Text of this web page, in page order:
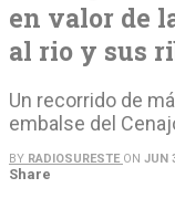
en valor de
al rio y sus
Un recorrido de
embalse del
BY RADIOSURESTE ON JUN
Share